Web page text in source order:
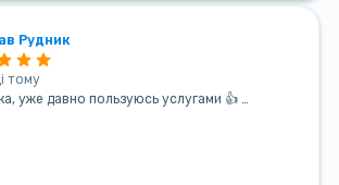
Рудник
тому
уже давно пользуюсь услугами 👍 …